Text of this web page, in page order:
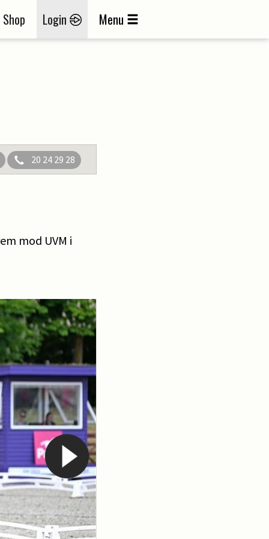
Shop Login Menu
20 24 29 28
mod UVM i